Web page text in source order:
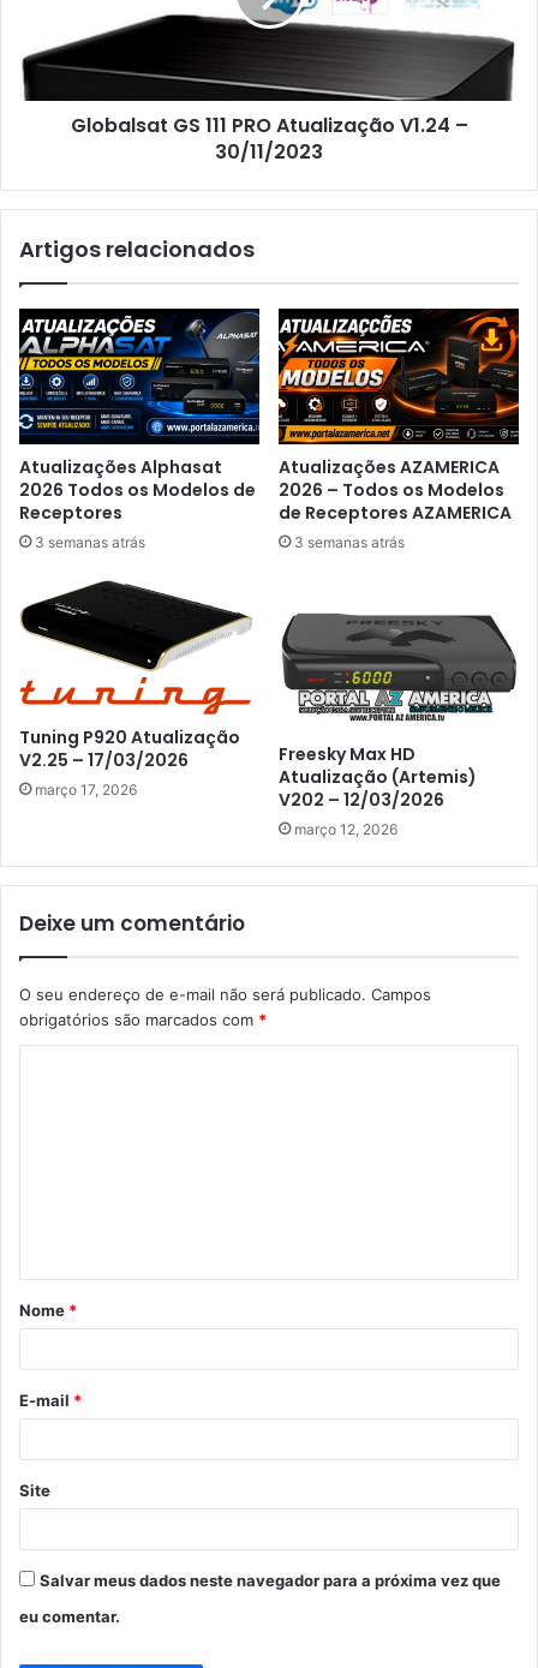
Globalsat GS 111 PRO Atualização V1.24 –
30/11/2023
Artigos relacionados
Atualizações Alphasat
2026 Todos os Modelos de
Receptores
3 semanas atrás
Atualizações AZAMERICA
2026 – Todos os Modelos
de Receptores AZAMERICA
3 semanas atrás
Tuning P920 Atualização
V2.25 – 17/03/2026
março 17, 2026
Freesky Max HD
Atualização (Artemis)
V202 – 12/03/2026
março 12, 2026
Deixe um comentário
O seu endereço de e-mail não será publicado. Campos
obrigatórios são marcados com *
á
r
*
Nome *
E-mail *
Site
Salvar meus dados neste navegador para a próxima vez que
eu comentar.